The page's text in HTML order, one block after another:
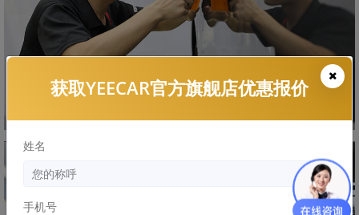
获取YEECAR官方旗舰店优惠报价
姓名
手机号